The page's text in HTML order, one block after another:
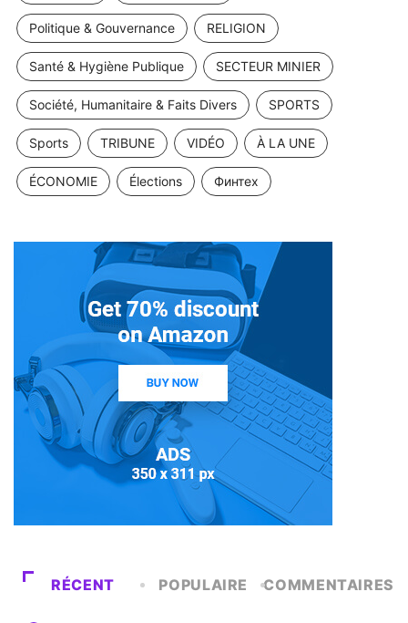
Politique & Gouvernance RELIGION
Santé & Hygiène Publique SECTEUR MINIER
Société, Humanitaire & Faits Divers SPORTS
Sports TRIBUNE VIDÉO À LA UNE
ÉCONOMIE Élections Финтех
RÉCENT POPULAIRE COMMENTAIRES